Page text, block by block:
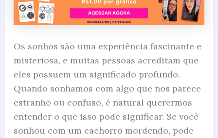
Os sonhos são uma experiência fascinante e
misteriosa, e muitas pessoas acreditam que
eles possuem um significado profundo.
Quando sonhamos com algo que nos parece
estranho ou confuso, é natural querermos
entender o que isso pode significar. Se você
sonhou com um cachorro mordendo, pode